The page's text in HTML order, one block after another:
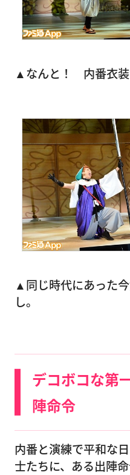
▲なんと！ 内番衣装
▲同じ時代にあった
し。
デコボコな第
陣命令
内番と演練で平和な
士たちに、ある出陣